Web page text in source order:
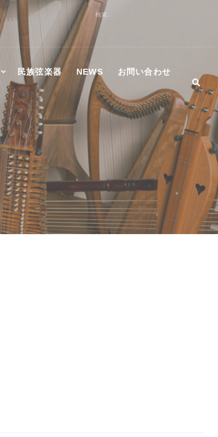
索:
びMASTER WORKS社ハンマーダルシマー認定修理技術
代理店
民族弦楽器 NEWS お問い合わせ